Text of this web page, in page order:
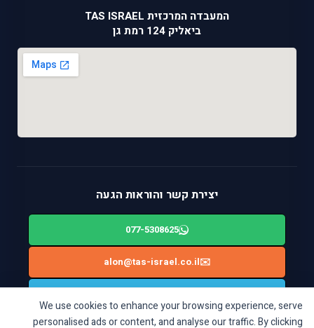
We use cookies to enhance your browsing experience, serve
personalised ads or content, and analyse our traffic. By clicking
המעבדה המרכזית TAS ISRAEL
ביאליק 124 רמת גן
יצירת קשר והוראות הגעה
077-5308625
✉️
alon@tas-israel.co.il